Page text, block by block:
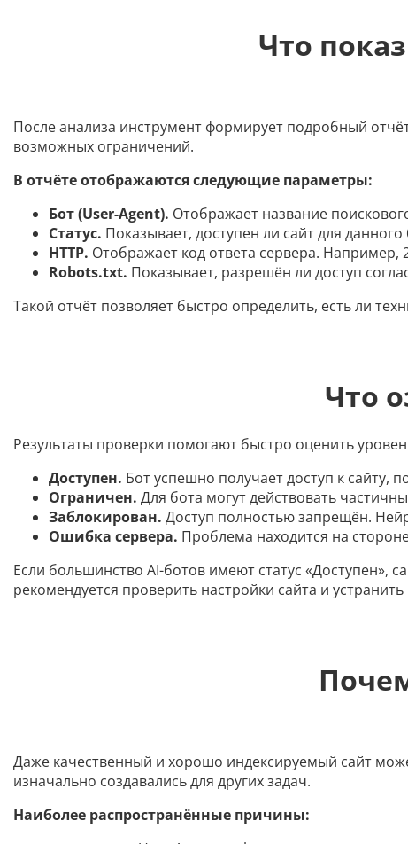
Что
После анализа инструмент формирует подробный
возможных ограничений.
В отчёте отображаются следующие параметры:
Бот (User-Agent). Отображает название
Статус. Показывает, доступен ли сайт для данного
HTTP. Отображает код ответа сервера. Например,
Robots.txt. Показывает, разрешён ли доступ
Такой отчёт позволяет быстро определить, есть ли
Что
Результаты проверки помогают быстро оценить
Доступен. Бот успешно получает доступ к сайту,
Ограничен. Для бота могут действовать
Заблокирован. Доступ полностью запрещён.
Ошибка сервера. Проблема находится на
Если большинство AI-ботов имеют статус «Доступен»,
рекомендуется проверить настройки сайта и устранить
Даже качественный и хорошо индексируемый сайт
изначально создавались для других задач.
Наиболее распространённые причины: